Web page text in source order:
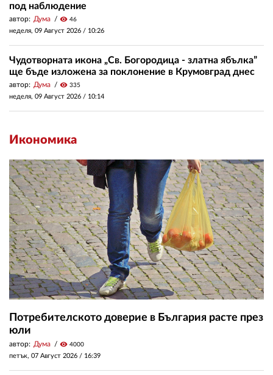
под наблюдение
автор: Дума visibility 46
неделя, 09 Август 2026 / 10:26
Чудотворната икона „Св. Богородица - златна ябълка”
ще бъде изложена за поклонение в Крумовград днес
автор: Дума visibility 335
неделя, 09 Август 2026 / 10:14
Икономика
Потребителското доверие в България расте през
юли
автор: Дума visibility 4000
петък, 07 Август 2026 / 16:39